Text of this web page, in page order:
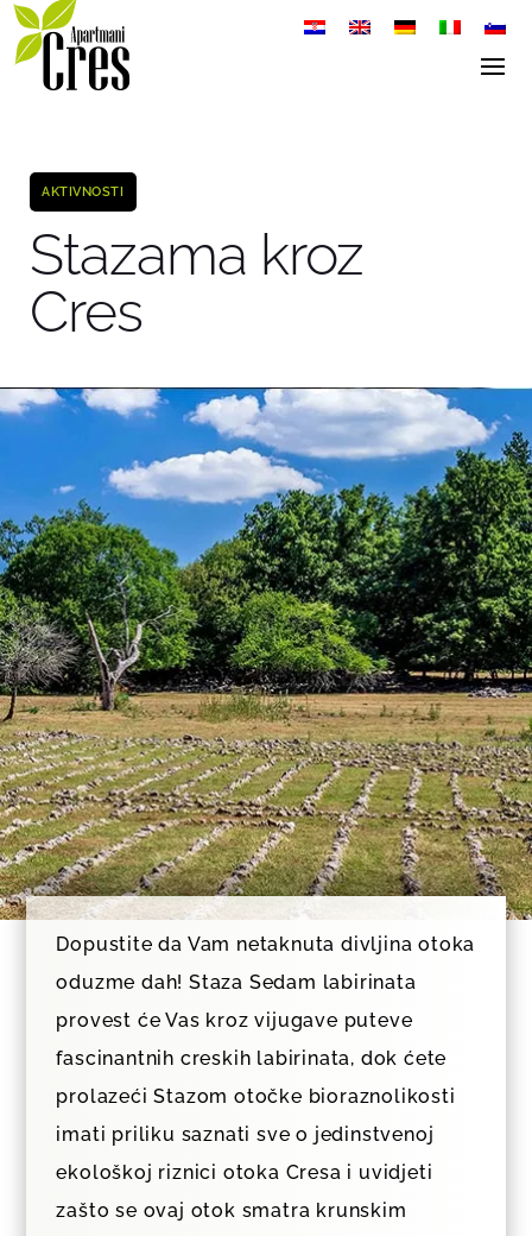
AKTIVNOSTI
Stazama kroz
Cres
Dopustite da Vam netaknuta divljina otoka
oduzme dah! Staza Sedam labirinata
provest će Vas kroz vijugave puteve
fascinantnih creskih labirinata, dok ćete
prolazeći Stazom otočke bioraznolikosti
imati priliku saznati sve o jedinstvenoj
ekološkoj riznici otoka Cresa i uvidjeti
zašto se ovaj otok smatra krunskim